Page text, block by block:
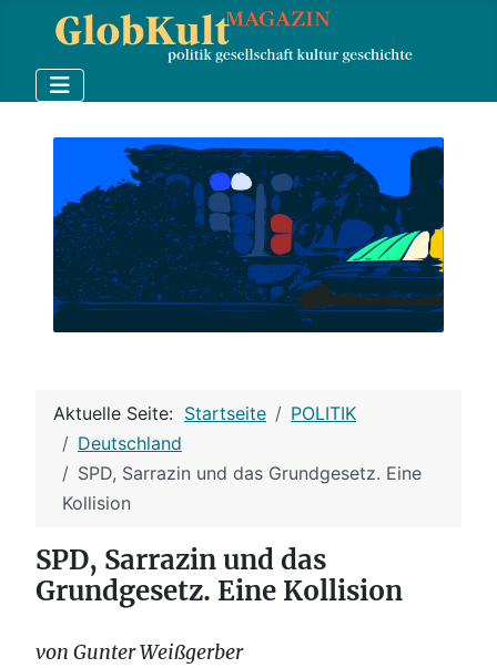
Aktuelle Seite: Startseite
POLITIK
Deutschland
SPD, Sarrazin und das Grundgesetz. Eine
Kollision
SPD, Sarrazin und das
Grundgesetz. Eine Kollision
von Gunter Weißgerber